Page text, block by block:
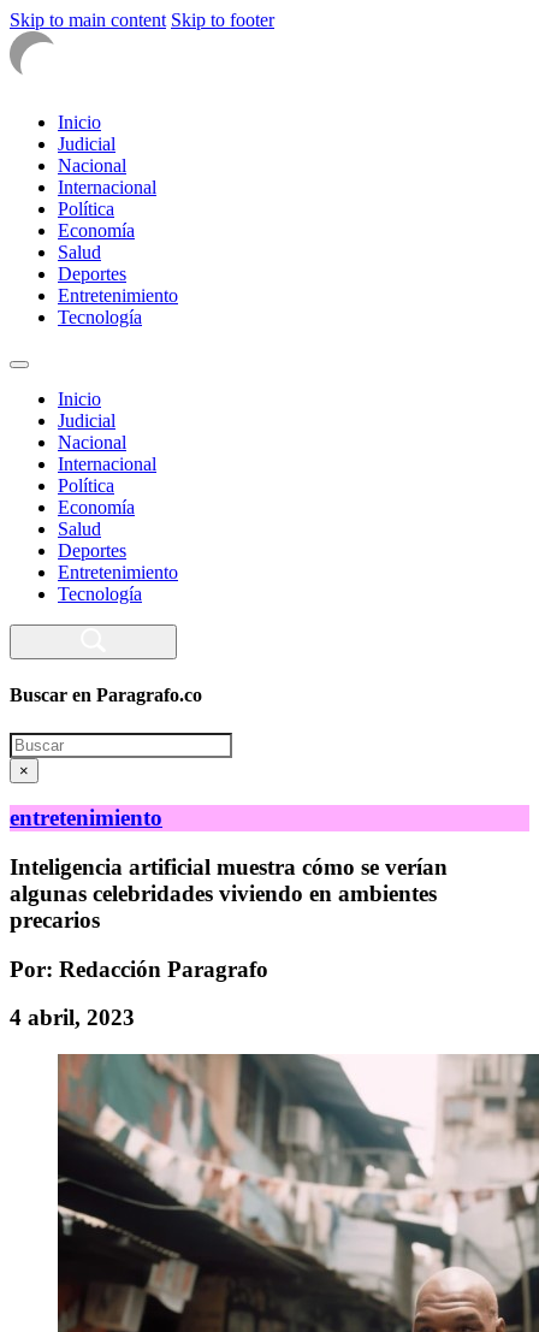
Skip to main content Skip to footer
Inicio
Judicial
Nacional
Internacional
Política
Economía
Salud
Deportes
Entretenimiento
Tecnología
Inicio
Judicial
Nacional
Internacional
Política
Economía
Salud
Deportes
Entretenimiento
Tecnología
Buscar en Paragrafo.co
Search
×
entretenimiento
Inteligencia artificial muestra cómo se verían
algunas celebridades viviendo en ambientes
precarios
Por: Redacción Paragrafo
4 abril, 2023